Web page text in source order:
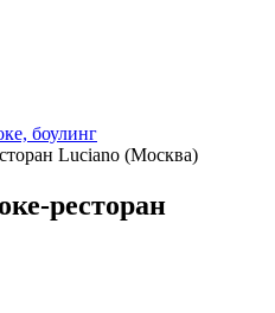
боулинг
Luciano (Москва)
ресторан